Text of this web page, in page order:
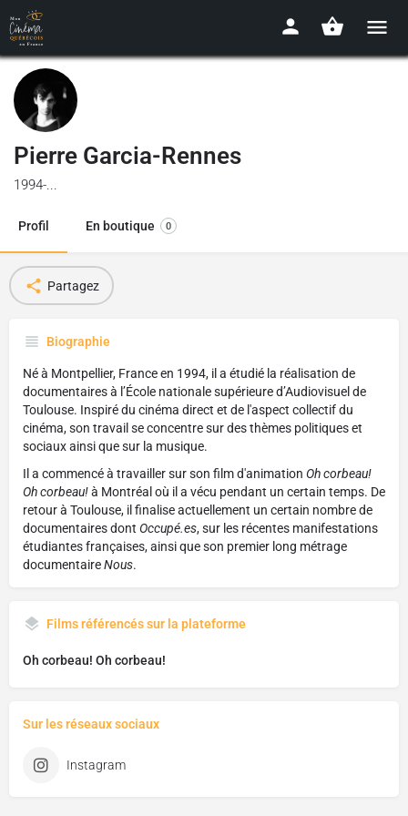
Pierre Garcia-Rennes
1994-...
Profil En boutique 0
Partagez
Biographie
Né à Montpellier, France en 1994, il a étudié la réalisation de
documentaires à l’École nationale supérieure d’Audiovisuel de
Toulouse. Inspiré du cinéma direct et de l'aspect collectif du
cinéma, son travail se concentre sur des thèmes politiques et
sociaux ainsi que sur la musique.
Il a commencé à travailler sur son film d'animation Oh corbeau!
Oh corbeau!à Montréal où il a vécu pendant un certain temps. De
retour à Toulouse, il finalise actuellement un certain nombre de
documentaires dont Occupé.es, sur les récentes manifestations
étudiantes françaises, ainsi que son premier long métrage
documentaireNous.
Films référencés sur la plateforme
Oh corbeau! Oh corbeau!
Sur les réseaux sociaux
Instagram